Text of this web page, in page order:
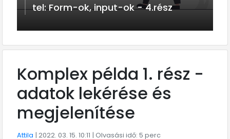
tel: Form-ok, input-ok - 4.rész
Komplex példa 1. rész -
adatok lekérése és
megjelenítése
Attila | 2022. 03. 15. 10:11 | Olvasási idő: 5 perc